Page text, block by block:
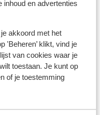
inhoud en advertenties
akkoord met het
'Beheren’ klikt, vind je
van cookies waar je
toestaan. Je kunt op
of je toestemming
in Le Massif